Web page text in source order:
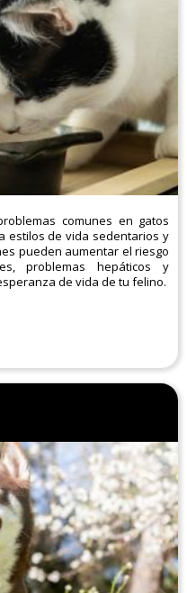
comunes en gatos
estilos de vida sedentarios y
pueden aumentar el riesgo
problemas hepáticos y
de vida de tu felino.​